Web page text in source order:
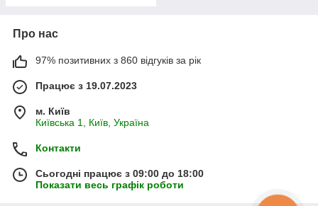
Про нас
97% позитивних з 860 відгуків за рік
Працює з 19.07.2023
м. Київ
Київська 1, Київ, Україна
Контакти
Сьогодні працює з 09:00 до 18:00
Показати весь графік роботи